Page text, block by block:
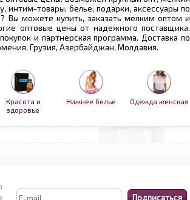
интим-товары, белье, подарки, аксессуары по
Вы можете купить, заказать мелким оптом и
оптовые цены от надежного поставщика.
и партнерская программа. Доставка по
Грузия, Азербайджан, Молдавия.
Красота и
здоровье
Нижнее белье Одежда женская